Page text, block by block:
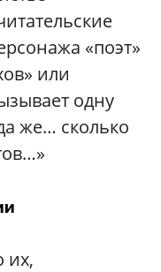
«поэт»
или
одну
же… сколько
их,